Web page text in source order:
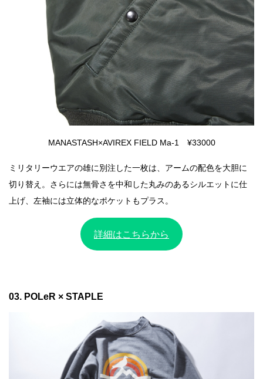
MANASTASH×AVIREX FIELD Ma-1 ¥33000
ミリタリーウエアの雄に別注した一枚は、アームの配色を大胆に
切り替え。さらには無骨さを中和した丸みのあるシルエットに仕
上げ、左袖には立体的なポケットもプラス。
詳細はこちらから
03. POLeR × STAPLE